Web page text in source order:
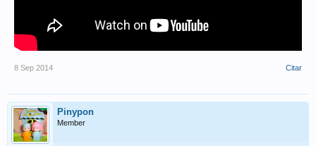
8 Sep 2014 Citar
Pinypon
Member